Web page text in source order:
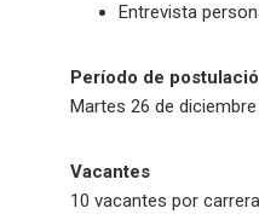
Entrevista
Período de
Martes 26 de
Vacantes
10 vacantes por carrera